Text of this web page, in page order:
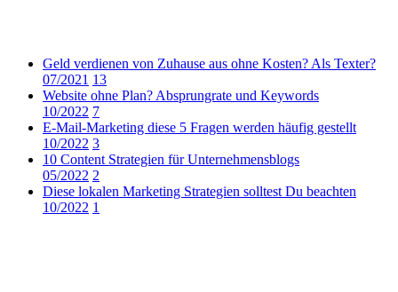
Geld verdienen von Zuhause aus ohne Kosten? Als Texter?
07/2021 13
Website ohne Plan? Absprungrate und Keywords
10/2022 7
E-Mail-Marketing diese 5 Fragen werden häufig gestellt
10/2022 3
10 Content Strategien für Unternehmensblogs
05/2022 2
Diese lokalen Marketing Strategien solltest Du beachten
10/2022 1